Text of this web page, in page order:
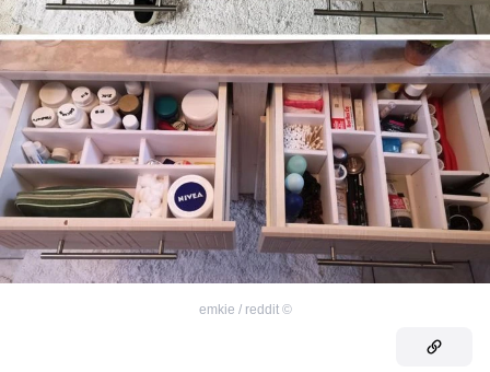
©
emkie / reddit